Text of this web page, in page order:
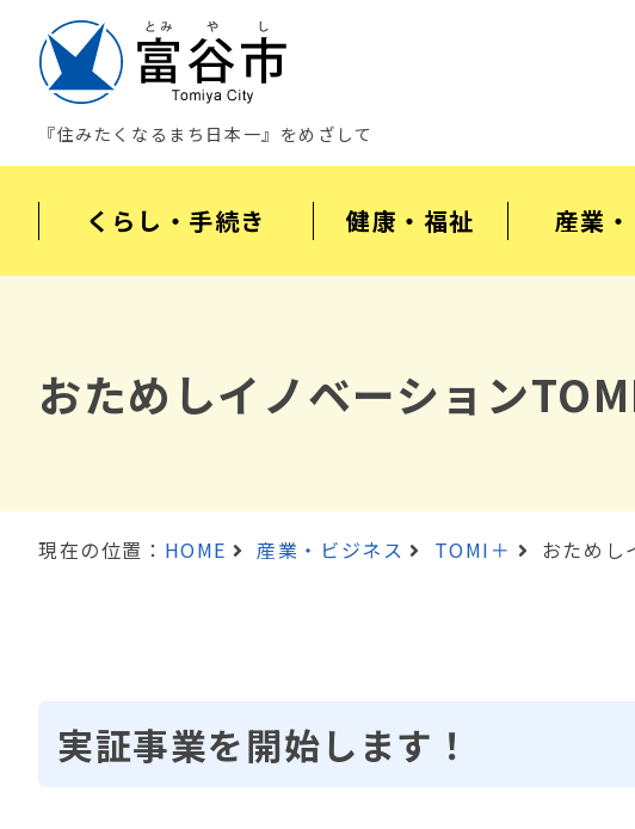
『住みたくなるまち日本一』をめざして
くらし・手続き 健康・福祉 産業
おためしイノベーション
現在の位置： HOME 産業・ビジネス TOMI＋ おためし
実証事業を開始します！